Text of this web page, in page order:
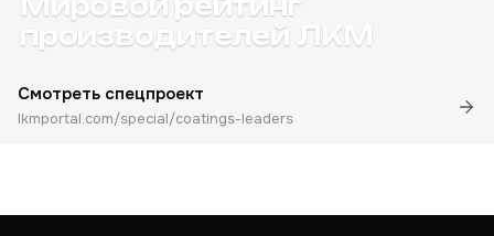
производителей ЛКМ
Смотреть спецпроект
lkmportal.com/special/coatings-leaders